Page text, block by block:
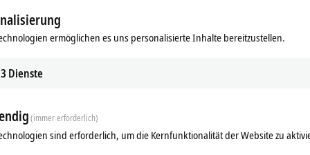
wir unsere Produkte und Innovationen weltweit auf über 100
Besonders wichtig ist uns dabei, mit unseren bestehenden und
und finden mit Ihnen die richtige Lösung für die Steuerung
ermöglichen es uns personalisierte Inhalte bereitzustellen.
3 Dienste
(immer erforderlich)
sind erforderlich, um die Kernfunktionalität der Website zu